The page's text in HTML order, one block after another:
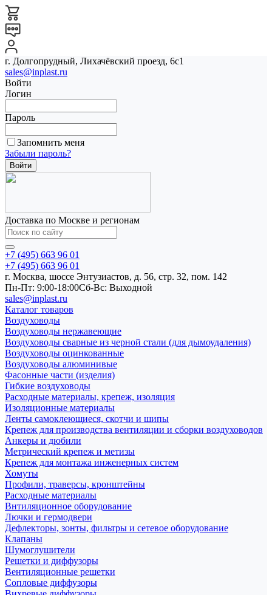
г. Долгопрудный, Лихачёвский проезд, 6с1
sales@inplast.ru
Войти
Логин
Пароль
Запомнить меня
Забыли пароль?
Доставка по Москве и регионам
+7 (495) 663 96 01
+7 (495) 663 96 01
г. Москва, шоссе Энтузиастов, д. 56, стр. 32, пом. 142
Пн-Пт: 9:00-18:00Cб-Вс: Выходной
sales@inplast.ru
Каталог товаров
Воздуховоды
Воздуховоды нержавеющие
Воздуховоды сварные из черной стали (для дымоудаления)
Воздуховоды оцинкованные
Воздуховоды алюминивые
Фасонные части (изделия)
Гибкие воздуховоды
Расходные материалы, крепеж, изоляция
Изоляционные материалы
Ленты самоклеющиеся, скотчи и шипы
Крепеж для производства вентиляции и сборки воздуховодов
Анкеры и дюбили
Метрический крепеж и метизы
Крепеж для монтажа инженерных систем
Хомуты
Профили, траверсы, кронштейны
Расходные материалы
Внтиляционное оборудование
Лючки и гермодвери
Дефлекторы, зонты, фильтры и сетевое оборудование
Клапаны
Шумоглушители
Решетки и диффузоры
Вентиляционные решетки
Сопловые диффузоры